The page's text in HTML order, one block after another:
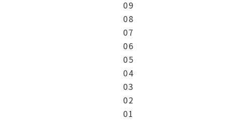
09
08
07
06
05
04
03
02
01